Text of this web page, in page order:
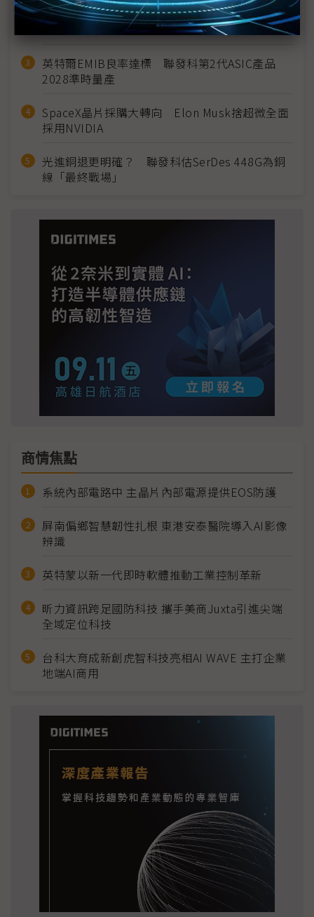
2027全年記憶體產能提前售罄 買家「祕而不
宣」只怕買不夠
英特爾EMIB良率達標 聯發科第2代ASIC產品
2028準時量產
SpaceX晶片採購大轉向 Elon Musk捨超微全面
採用NVIDIA
光進銅退更明確？ 聯發科估SerDes 448G為銅
線「最終戰場」
商情焦點
系統內部電路中 主晶片內部電源提供EOS防護
屏南偏鄉智慧韌性扎根 東港安泰醫院導入AI影像
辨識
英特蒙以新一代即時軟體推動工業控制革新
昕力資訊跨足國防科技 攜手美商Juxta引進尖端
全域定位科技
台科大育成新創虎智科技亮相AI WAVE 主打企業
地端AI商用